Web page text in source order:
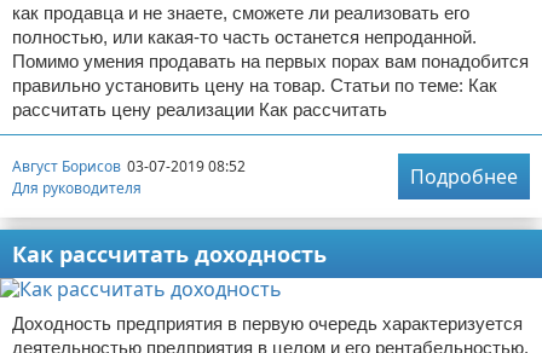
как продавца и не знаете, сможете ли реализовать его
полностью, или какая-то часть останется непроданной.
Помимо умения продавать на первых порах вам понадобится
правильно установить цену на товар. Статьи по теме: Как
рассчитать цену реализации Как рассчитать
Август Борисов 03-07-2019 08:52
Для руководителя
Подробнее
Как рассчитать доходность
Доходность предприятия в первую очередь характеризуется
деятельностью предприятия в целом и его рентабельностью.